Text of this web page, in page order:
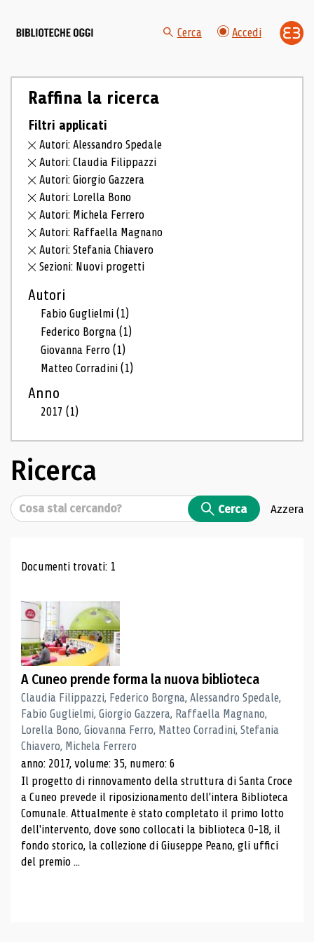
Cerca Accedi
Raffina la ricerca
Filtri applicati
Autori: Alessandro Spedale
Autori: Claudia Filippazzi
Autori: Giorgio Gazzera
Autori: Lorella Bono
Autori: Michela Ferrero
Autori: Raffaella Magnano
Autori: Stefania Chiavero
Sezioni: Nuovi progetti
Autori
Fabio Guglielmi(1)
Federico Borgna(1)
Giovanna Ferro(1)
Matteo Corradini(1)
Anno
2017(1)
Ricerca
Cerca Cerca Azzera
Risultati di ricerca
Documenti trovati: 1
A Cuneo prende forma la nuova biblioteca
Claudia Filippazzi, Federico Borgna, Alessandro Spedale,
Fabio Guglielmi, Giorgio Gazzera, Raffaella Magnano,
Lorella Bono, Giovanna Ferro, Matteo Corradini, Stefania
Chiavero, Michela Ferrero
anno: 2017, volume: 35, numero: 6
Il progetto di rinnovamento della struttura di Santa Croce
a Cuneo prevede il riposizionamento dell'intera Biblioteca
Comunale. Attualmente è stato completato il primo lotto
dell'intervento, dove sono collocati la biblioteca 0-18, il
fondo storico, la collezione di Giuseppe Peano, gli uffici
del premio ...